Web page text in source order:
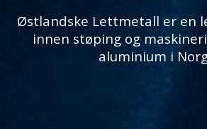
Østlandske Lettmetall er en
innen støping og
aluminium i